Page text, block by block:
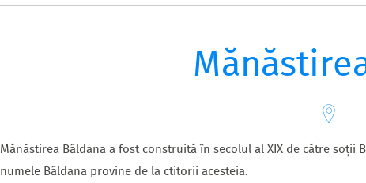
Mănăstirea Bâldana a fost construită în secolul al XIX de către
numele Bâldana provine de la ctitorii acesteia.